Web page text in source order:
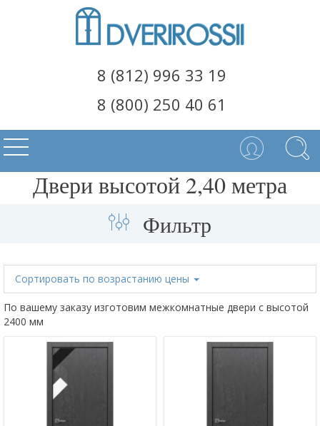
8 (812) 996 33 19
8 (800) 250 40 61
Двери высотой 2,40 метра
Фильтр
Сортировать по возрастанию цены
По вашему заказу изготовим межкомнатные двери с высотой
2400 мм